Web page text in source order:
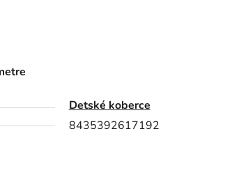
Detské koberce
8435392617192